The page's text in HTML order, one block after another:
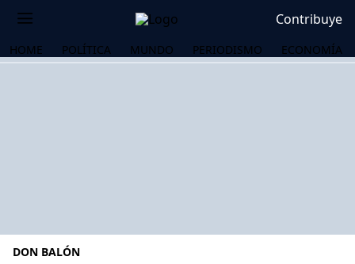
Contribuye
HOME POLÍTICA MUNDO PERIODISMO ECONOMÍA
DON BALÓN